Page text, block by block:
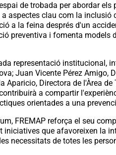
de trobada per abordar els
aspectes clau com la inclusió
a la feina després d'un
preventiva i fomenta models
representació institucional,
Juan Vicente Pérez Amigo,
Aparicio, Directora de l'Àrea
a compartir
orientades a una
FREMAP reforça el seu
que afavoreixen la
necessitats de totes les